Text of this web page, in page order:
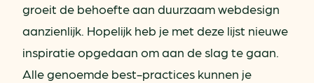
groeit de behoefte aan duurzaam webdesign
aanzienlijk. Hopelijk heb je met deze lijst nieuwe
inspiratie opgedaan om aan de slag te gaan.
Alle genoemde best-practices kunnen je